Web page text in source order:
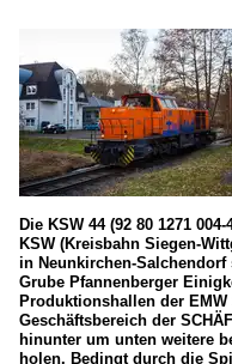
Die KSW 44 (92 80 1271
KSW (Kreisbahn Siegen-
in Neunkirchen-
Grube Pfannenberger
Produktionshallen der
Geschäftsbereich der
hinunter um unten weitere
holen. Bedingt durch die